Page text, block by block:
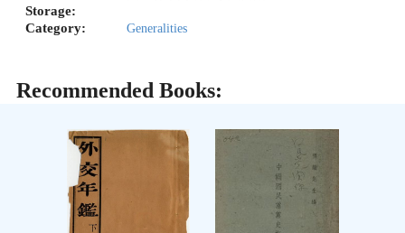
Storage:
Category: Generalities
Recommended Books: